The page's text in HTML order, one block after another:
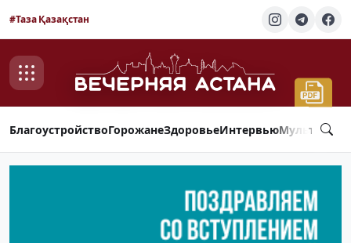
#Таза Қазақстан
БлагоустройствоГорожанеЗдоровьеИнтервью